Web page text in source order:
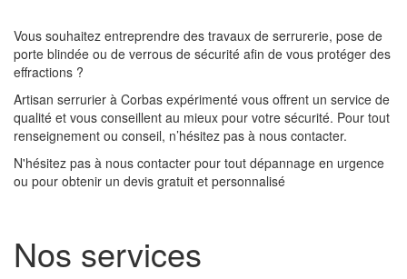
Vous souhaitez entreprendre des travaux de serrurerie, pose de
porte blindée ou de verrous de sécurité afin de vous protéger des
effractions ?
Artisan serrurier à Corbas expérimenté vous offrent un service de
qualité et vous conseillent au mieux pour votre sécurité. Pour tout
renseignement ou conseil, n’hésitez pas à nous contacter.
N'hésitez pas à nous contacter pour tout dépannage en urgence
ou pour obtenir un devis gratuit et personnalisé
Nos services